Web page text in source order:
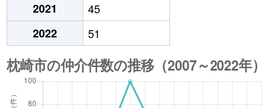
2021
45
2022
51